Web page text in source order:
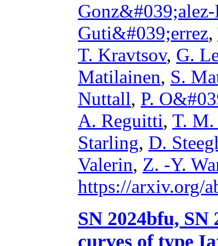
Guti&#039;errez,
T. Kravtsov, G.
Matilainen, S.
Nuttall, P.
A. Reguitti, T. M.
Starling, D.
Valerin, Z. -Y.
https://arxiv.org/
SN 2024bfu,
curves of type